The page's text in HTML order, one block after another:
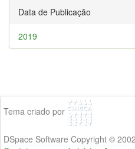
Data de Publicação
2019
Tema criado por
DSpace Software Copyright ©